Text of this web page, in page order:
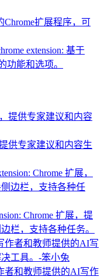
Chrome扩展程序，可
extension: 基于
功能和选项。
供专家建议和内容生
Chrome 扩展，提
栏，支持各种任务。
者和教师提供的AI写作